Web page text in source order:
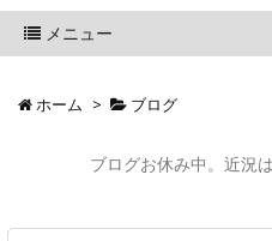
メニュー
ホーム > ブログ
ブログお休み中。近況